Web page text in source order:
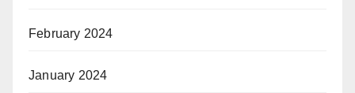
February 2024
January 2024